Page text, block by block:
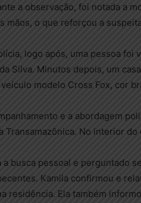
a observação, foi notada a
mãos, o que reforçou a
logo após, uma pessoa foi
Silva. Minutos depois, um
modelo Cross Fox, cor
e a abordagem
Transamazônica. No interior
a busca pessoal e perguntado
Kamila confirmou e
residência. Ela também